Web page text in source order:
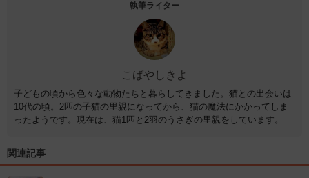
執筆ライター
こばやしきよ
子どもの頃から色々な動物たちと暮らしてきました。猫との出会いは
10代の頃。2匹の子猫の里親になってから、猫の魔法にかかってしま
ったようです。現在は、猫1匹と2羽のうさぎの里親をしています。
関連記事